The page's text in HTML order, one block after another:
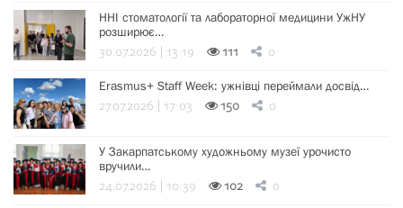
ННІ стоматології та лабораторної медицини УжНУ
розширює…
30.07.2026 | 13:19 111 0
Erasmus+ Staff Week: ужнівці переймали досвід…
27.07.2026 | 17:03 150 0
У Закарпатському художньому музеї урочисто
вручили…
24.07.2026 | 10:39 102 0